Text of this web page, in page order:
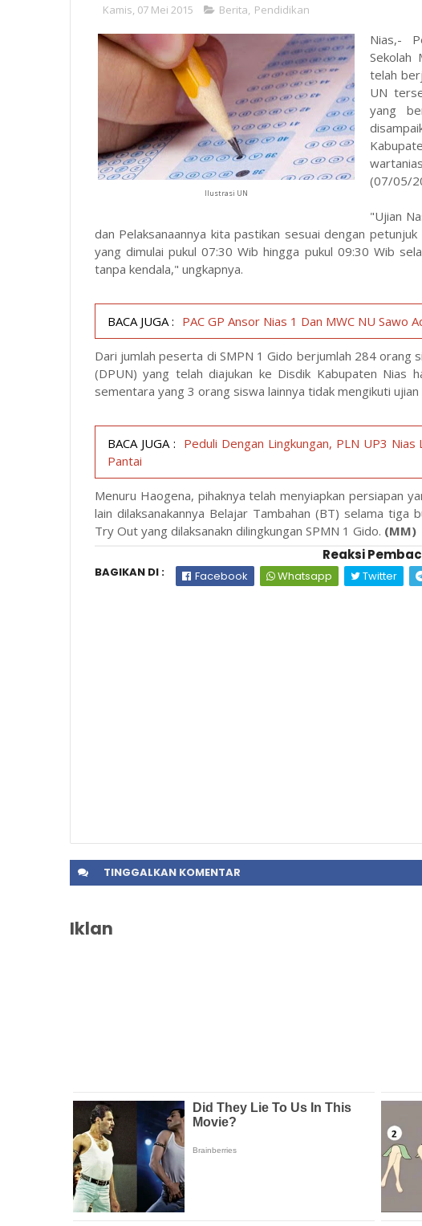
Kamis, 07 Mei 2015 Berita Pendidikan
Ilustrasi UN
Nias,-
Sekolah
telah
UN
yang
(07/05/
"Ujian
dan Pelaksanaannya kita pastikan sesuai dengan
yang dimulai pukul 07:30 Wib hingga pukul 09:30 Wib
tanpa kendala," ungkapnya.
BACA JUGA : PAC GP Ansor Nias 1 Dan MWC NU Sawo
Dari jumlah peserta di SMPN 1 Gido berjumlah 284
(DPUN) yang telah diajukan ke Disdik Kabupaten Nias
sementara yang 3 orang siswa lainnya tidak mengikuti ujian
BACA JUGA : Peduli Dengan Lingkungan, PLN UP3 Nias
Pantai
Menuru Haogena, pihaknya telah menyiapkan persiapan
lain dilaksanakannya Belajar Tambahan (BT) selama tiga
Try Out yang dilaksanakn dilingkungan SPMN 1 Gido. (MM)
Reaksi
BAGIKAN DI : Facebook Whatsapp Twitter
TINGGALKAN KOMENTAR
Iklan